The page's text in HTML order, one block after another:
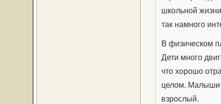
школьной
так намного
В физическом
Дети много
что хорошо
целом. Малыши
взрослый.